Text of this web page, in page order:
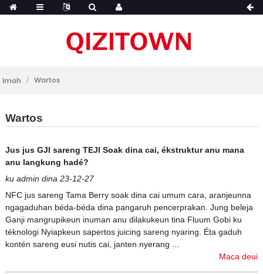
Imah Wartos
Wartos
Jus jus GJI sareng TEJI Soak dina cai, ékstruktur anu mana
anu langkung hadé?
ku admin dina 23-12-27
NFC jus sareng Tama Berry soak dina cai umum cara, aranjeunna
ngagaduhan béda-béda dina pangaruh pencerprakan. Jung beleja
Ganji mangrupikeun inuman anu dilakukeun tina Fluum Gobi ku
téknologi Nyiapkeun sapertos juicing sareng nyaring. Éta gaduh
kontén sareng eusi nutis cai, janten nyerang ...
Maca deui